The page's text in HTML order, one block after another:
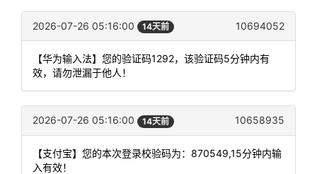
2026-07-26 05:16:00 14天前 10694052
【华为输入法】您的验证码1292，该验证码5分钟内有
效，请勿泄漏于他人！
2026-07-26 05:16:00 14天前 10658935
【支付宝】您的本次登录校验码为：870549,15分钟内输
入有效！